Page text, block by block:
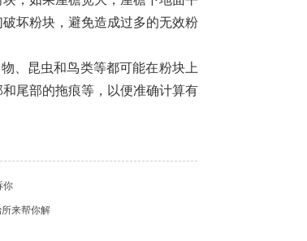
坏粉块，避免造成过多的无效粉
、昆虫和鸟类等都可能在粉块上
尾部的拖痕等，以便准确计算有
你
所来帮你解